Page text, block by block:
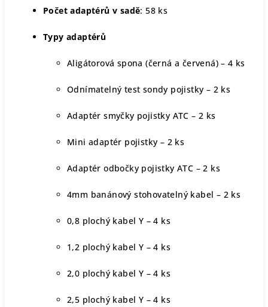
Počet adaptérů v sadě: 58 ks
Typy adaptérů
Aligátorová spona (černá a červená) – 4 ks
Odnímatelný test sondy pojistky – 2 ks
Adaptér smyčky pojistky ATC – 2 ks
Mini adaptér pojistky – 2 ks
Adaptér odbočky pojistky ATC – 2 ks
4mm banánový stohovatelný kabel – 2 ks
0,8 plochý kabel Y – 4 ks
1,2 plochý kabel Y – 4 ks
2,0 plochý kabel Y – 4 ks
2,5 plochý kabel Y – 4 ks